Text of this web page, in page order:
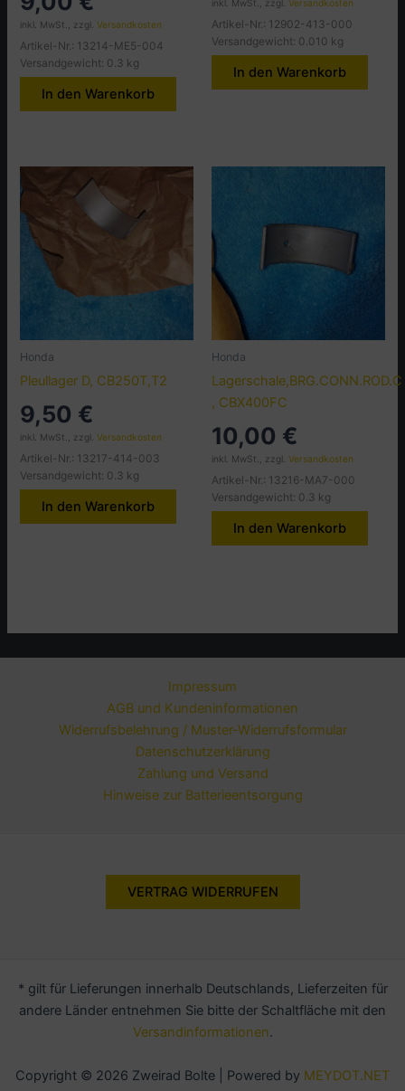
inkl. MwSt., zzgl.Versandkosten
Artikel-Nr.: 13214-ME5-004
Versandgewicht: 0.3 kg
In den Warenkorb
inkl. MwSt., zzgl. Versandkosten
Artikel-Nr.: 12902-413-000
Versandgewicht: 0.010 kg
In den Warenkorb
Honda
Pleullager D, CB250T,T2
9,50 €
inkl. MwSt., zzgl.Versandkosten
Artikel-Nr.: 13217-414-003
Versandgewicht: 0.3 kg
In den Warenkorb
Honda
Lagerschale,BRG.CONN.ROD.C
, CBX400FC
10,00 €
inkl. MwSt., zzgl. Versandkosten
Artikel-Nr.: 13216-MA7-000
Versandgewicht: 0.3 kg
In den Warenkorb
Impressum
AGB und Kundeninformationen
Widerrufsbelehrung / Muster-Widerrufsformular
Datenschutzerklärung
Zahlung und Versand
Hinweise zur Batterieentsorgung
VERTRAG WIDERRUFEN
* gilt für Lieferungen innerhalb Deutschlands, Lieferzeiten für
andere Länder entnehmen Sie bitte der Schaltfläche mit den
Versandinformationen.
Copyright © 2026 Zweirad Bolte | Powered by MEYDOT.NET